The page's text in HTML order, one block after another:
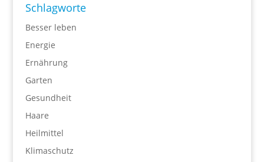
Schlagworte
Besser leben
Energie
Ernährung
Garten
Gesundheit
Haare
Heilmittel
Klimaschutz